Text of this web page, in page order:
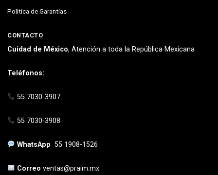
Política de Garantías
CONTACTO
Cuidad de México, Atención a toda la República Mexicana
Teléfonos:
55 7030-3907
55 7030-3908
WhatsApp55 1908-1526
Correoventas@praim.mx